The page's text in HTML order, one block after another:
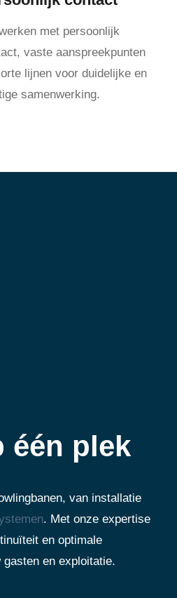
met persoonlijk
vaste aanspreekpunten
lijnen voor duidelijke en
samenwerking.
één plek
van installatie
. Met onze expertise
en optimale
en exploitatie.